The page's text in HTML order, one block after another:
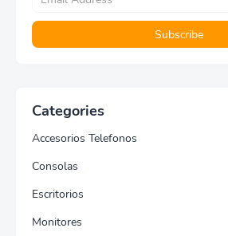
Categories
Accesorios Telefonos
Consolas
Escritorios
Monitores